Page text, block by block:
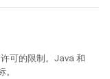
可的限制。Java 和